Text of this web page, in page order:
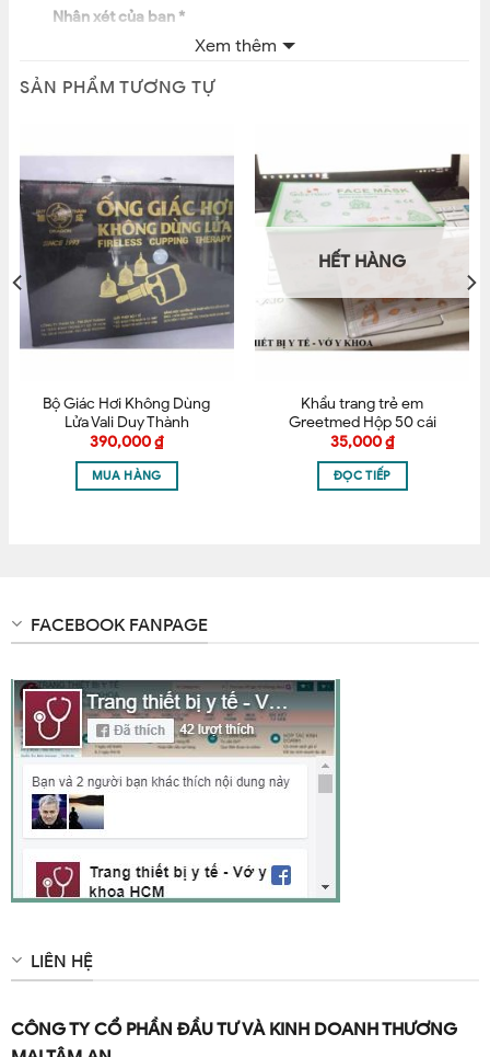
Nhận xét của bạn*
Tên*
*
Lưu tên của tôi, email, và trang web trong trình
duyệt này cho lần bình luận kế tiếp của tôi.
Xem thêm
SẢN PHẨM TƯƠNG TỰ
Bộ Giác Hơi Không Dùng
Lửa Vali Duy Thành
390,000₫
MUA HÀNG
HẾT HÀNG
Khẩu trang trẻ em
Greetmed Hộp 50 cái
35,000₫
ĐỌC TIẾP
FACEBOOK FANPAGE
LIÊN HỆ
CÔNG TY CỔ PHẦN ĐẦU TƯ VÀ KINH DOANH THƯƠNG